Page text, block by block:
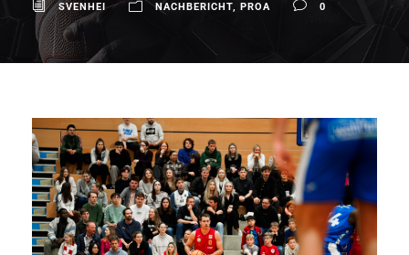
SVENHEI NACHBERICHT, PROA 0